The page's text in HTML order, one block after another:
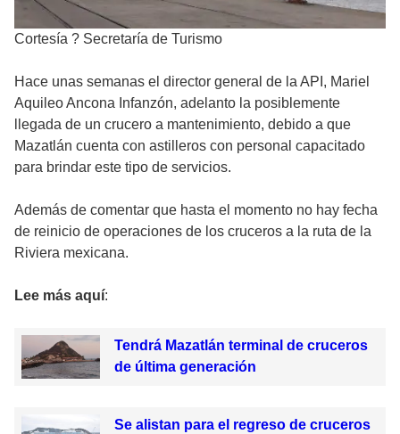
Cortesía ? Secretaría de Turismo
Hace unas semanas el director general de la API, Mariel
Aquileo Ancona Infanzón, adelanto la posiblemente
llegada de un crucero a mantenimiento, debido a que
Mazatlán cuenta con astilleros con personal capacitado
para brindar este tipo de servicios.
Además de comentar que hasta el momento no hay fecha
de reinicio de operaciones de los cruceros a la ruta de la
Riviera mexicana.
Lee más aquí:
Tendrá Mazatlán terminal de cruceros
de última generación
Se alistan para el regreso de cruceros